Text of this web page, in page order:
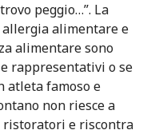
peggio…”. La
alimentare e
alimentare sono
rappresentativi o se
atleta famoso e
non riesce a
ristoratori e riscontra